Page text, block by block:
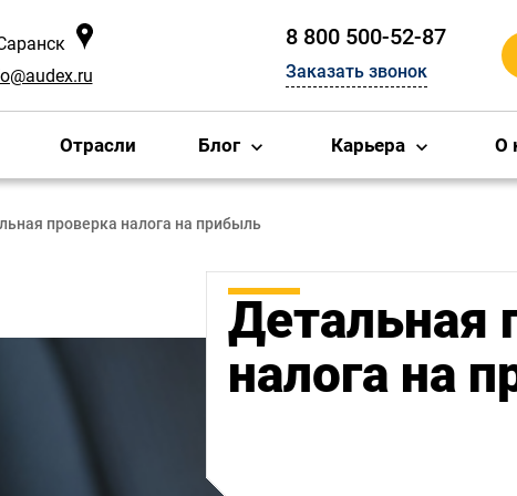
8 800 500-52-87
Заказать звонок
Отрасли Блог Карьера О
проверка налога на прибыль
Детальная
налога на